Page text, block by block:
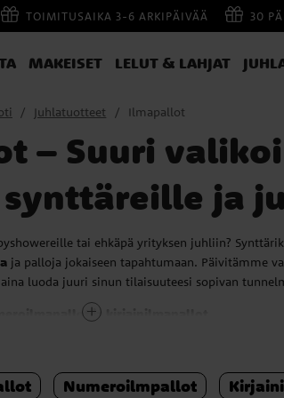
TOIMITUSAIKA 3-6 ARKIPÄIVÄÄ 30
MAKEISET LELUT & LAHJAT
Juhlatuotteet Ilmapallot
– Suuri
ja
tai ehkäpä yrityksen juhliin?
ja palloja jokaiseen tapahtumaan. Päivitämme
luoda juuri sinun tilaisuuteesi sopivan
ja kirjainilmapallot
ovat varma tapa kertoa juhlan
Numeroilmpallot